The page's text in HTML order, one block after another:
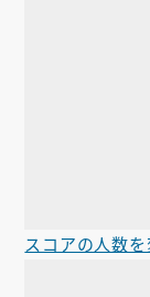
スコアの人数